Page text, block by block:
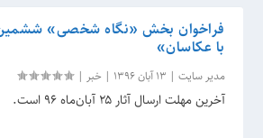
با عکاسان»
مدیر سایت | 13 آبان 1396 | خبر |
آخرین مهلت ارسال آثار ۲۵ آبان‌ماه ۹۶ است.